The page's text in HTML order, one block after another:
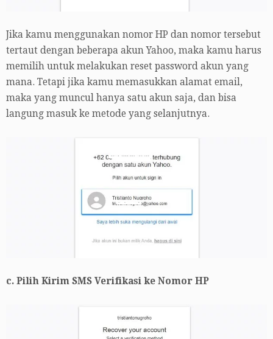
Jika kamu menggunakan nomor HP dan nomor tersebut
tertaut dengan beberapa akun Yahoo, maka kamu harus
memilih untuk melakukan reset password akun yang
mana. Tetapi jika kamu memasukkan alamat email,
maka yang muncul hanya satu akun saja, dan bisa
langung masuk ke metode yang selanjutnya.
c. Pilih Kirim SMS Verifikasi ke Nomor HP